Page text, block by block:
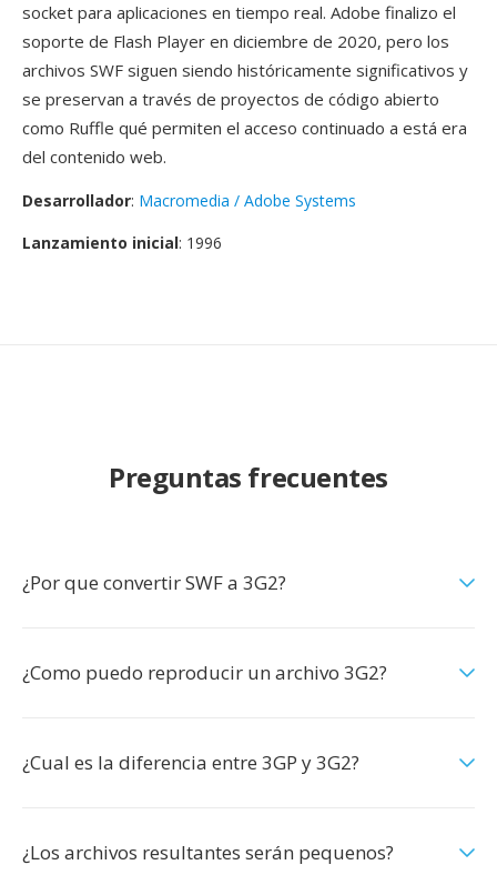
socket para aplicaciones en tiempo real. Adobe finalizo el
soporte de Flash Player en diciembre de 2020, pero los
archivos SWF siguen siendo históricamente significativos y
se preservan a través de proyectos de código abierto
como Ruffle qué permiten el acceso continuado a está era
del contenido web.
Desarrollador: Macromedia / Adobe Systems
Lanzamiento inicial: 1996
Preguntas frecuentes
¿Por que convertir SWF a 3G2?
¿Como puedo reproducir un archivo 3G2?
¿Cual es la diferencia entre 3GP y 3G2?
¿Los archivos resultantes serán pequenos?